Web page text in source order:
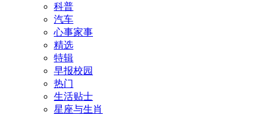
科普
汽车
心事家事
精选
特辑
早报校园
热门
生活贴士
星座与生肖